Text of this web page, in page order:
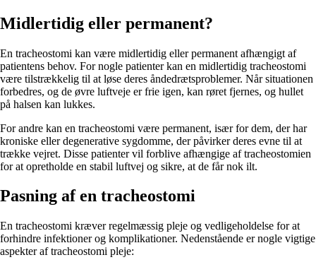
Midlertidig eller permanent?
En tracheostomi kan være midlertidig eller permanent afhængigt af
patientens behov. For nogle patienter kan en midlertidig tracheostomi
være tilstrækkelig til at løse deres åndedrætsproblemer. Når situationen
forbedres, og de øvre luftveje er frie igen, kan røret fjernes, og hullet
på halsen kan lukkes.
For andre kan en tracheostomi være permanent, især for dem, der har
kroniske eller degenerative sygdomme, der påvirker deres evne til at
trække vejret. Disse patienter vil forblive afhængige af tracheostomien
for at opretholde en stabil luftvej og sikre, at de får nok ilt.
Pasning af en tracheostomi
En tracheostomi kræver regelmæssig pleje og vedligeholdelse for at
forhindre infektioner og komplikationer. Nedenstående er nogle vigtige
aspekter af tracheostomi pleje: